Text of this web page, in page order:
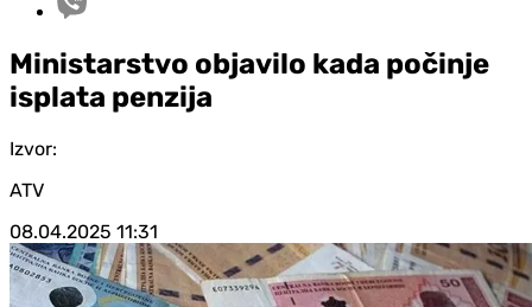
Ministarstvo objavilo kada počinje
isplata penzija
Izvor:
ATV
08.04.2025 11:31